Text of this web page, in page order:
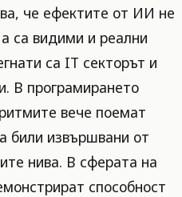
че ефектите от ИИ не
са видими и реални
са IT секторът и
В програмирането
вече поемат
били извършвани от
нива. В сферата на
способност